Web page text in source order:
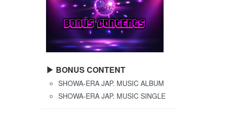
▶ BONUS CONTENT
SHOWA-ERA JAP. MUSIC ALBUM
SHOWA-ERA JAP. MUSIC SINGLE